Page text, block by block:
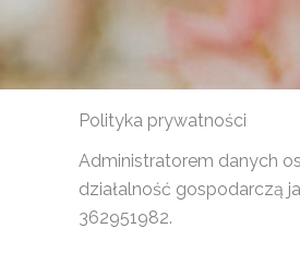
Polityka prywatności
Administratorem danych
działalność gospodarczą
362951982.